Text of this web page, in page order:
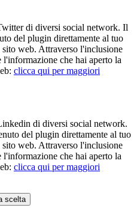
di diversi social network. Il
del plugin direttamente al tuo
web. Attraverso l'inclusione
che hai aperto la
clicca qui per maggiori
di diversi social network.
del plugin direttamente al tuo
web. Attraverso l'inclusione
che hai aperto la
clicca qui per maggiori
scelta